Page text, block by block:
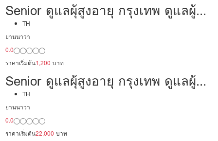
Senior ดูแลผุ้สูงอายุ กรุงเทพ ดูแลผู้
ป่วย 30,000 /เดือน มีประสบการณ์
เป็นพยาบาล พร้อมดูแล
TH
ยานนาวา
0.0
ราคาเริ่มต้น1,200 บาท
Senior ดูแลผุ้สูงอายุ กรุงเทพ ดูแลผู้
ป่วย 22,000/เดือน มืออาชีพ พร้อม
ดูแล
TH
ยานนาวา
0.0
ราคาเริ่มต้น22,000 บาท